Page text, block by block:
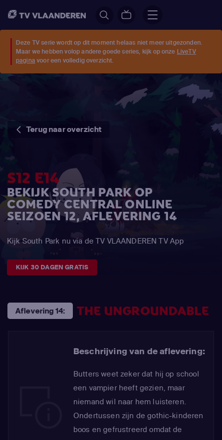
Deze TV serie wordt op dit moment helaas niet meer uitgezonden.
Maar we hebben volop andere goede series, kijk op onze LiveTV
pagina voor een volledig overzicht.
Terug naar overzicht
S12 E14
BEKIJK SOUTH PARK OP
COMEDY CENTRAL ONLINE
SEIZOEN 12, AFLEVERING 14
Kijk South Park nu via de TV VLAANDEREN TV App
KIJK 30 DAGEN GRATIS
Aflevering 14: THE UNGROUNDABLE
Beschrijving van de aflevering:
Butters weet zeker dat hij op school
een vampier heeft gezien, maar
niemand wil naar hem luisteren.
Ondertussen zijn de gothic-kinderen
boos en gefrustreerd omdat de